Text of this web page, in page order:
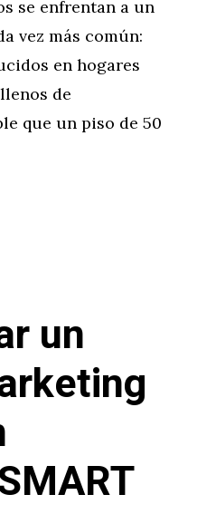
se enfrentan a un
vez más común:
en hogares
de
que un piso de 50
un